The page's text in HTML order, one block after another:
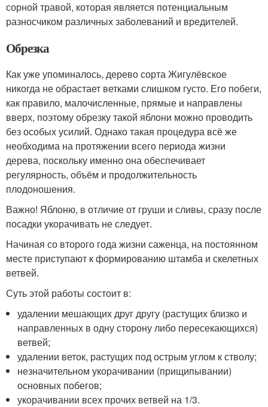
сорной травой, которая является потенциальным
разносчиком различных заболеваний и вредителей.
Обрезка
Как уже упоминалось, дерево сорта Жигулёвское
никогда не обрастает ветками слишком густо. Его побеги,
как правило, малочисленные, прямые и направлены
вверх, поэтому обрезку такой яблони можно проводить
без особых усилий. Однако такая процедура всё же
необходима на протяжении всего периода жизни
дерева, поскольку именно она обеспечивает
регулярность, объём и продолжительность
плодоношения.
Важно! Яблоню, в отличие от груши и сливы, сразу после
посадки укорачивать не следует.
Начиная со второго года жизни саженца, на постоянном
месте приступают к формированию штамба и скелетных
ветвей.
Суть этой работы состоит в:
удалении мешающих друг другу (растущих близко и
направленных в одну сторону либо пересекающихся)
ветвей;
удалении веток, растущих под острым углом к стволу;
незначительном укорачивании (прищипывании)
основных побегов;
укорачивании всех прочих ветвей на 1/3.